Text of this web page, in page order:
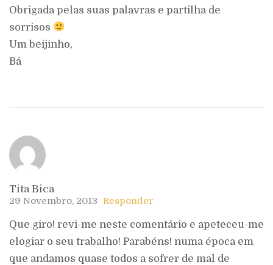
Obrigada pelas suas palavras e partilha de
sorrisos
Um beijinho,
Bá
Tita Bica
29 Novembro, 2013 Responder
Que giro! revi-me neste comentário e apeteceu-me
elogiar o seu trabalho! Parabéns! numa época em
que andamos quase todos a sofrer de mal de